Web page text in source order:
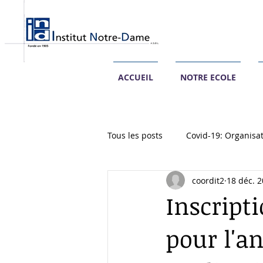
ACCUEIL NOTRE ECOLE
Tous les posts Covid-19:
Rentrée des classes
pour
coordit2 18 déc.